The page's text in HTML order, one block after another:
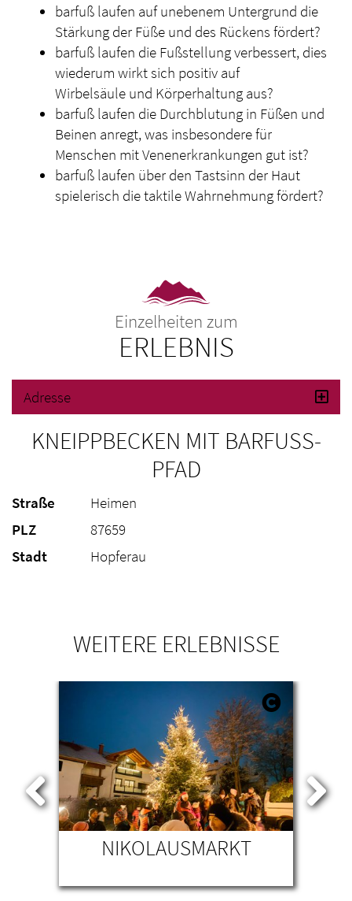
barfuß laufen auf unebenem Untergrund die
Stärkung der Füße und des Rückens fördert?
barfuß laufen die Fußstellung verbessert, dies
wiederum wirkt sich positiv auf
Wirbelsäule und Körperhaltung aus?
barfuß laufen die Durchblutung in Füßen und
Beinen anregt, was insbesondere für
Menschen mit Venenerkrankungen gut ist?
barfuß laufen über den Tastsinn der Haut
spielerisch die taktile Wahrnehmung fördert?
Einzelheiten zum
ERLEBNIS
Adresse
KNEIPPBECKEN MIT BARFUSS-P
FAD
Straße
Heimen
PLZ
87659
Stadt
Hopferau
WEITERE ERLEBNISSE
NIKOLAUSMARKT